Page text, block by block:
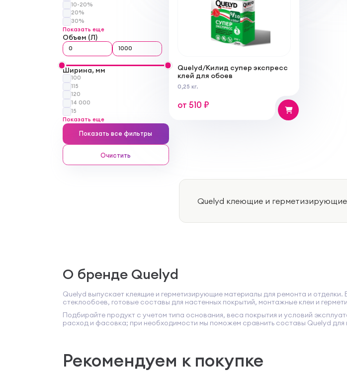
10-20%
20%
30%
Показать еще
Объем (Л)
Ширина, мм
100
115
120
14 000
15
Показать еще
Показать все фильтры
Очистить
Quelyd/Килид супер экспресс
клей для обоев
0,25 кг.
от 510 ₽
Quelyd клеющие и
О бренде Quelyd
Quelyd выпускает клеящие и герметизирующие материалы для ремонта и
стеклообоев, готовые составы для настенных покрытий, монтажные клеи и
Подбирайте продукт с учетом типа основания, веса покрытия и условий
расход и фасовка; при необходимости мы поможем сравнить составы Quelyd для
Рекомендуем к покупке